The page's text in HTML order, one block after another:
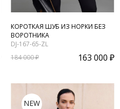
КОРОТКАЯ ШУБ ИЗ НОРКИ БЕЗ
ВОРОТНИКА
DJ-167-65-ZL
184 000 ₽
163 000 ₽
NEW